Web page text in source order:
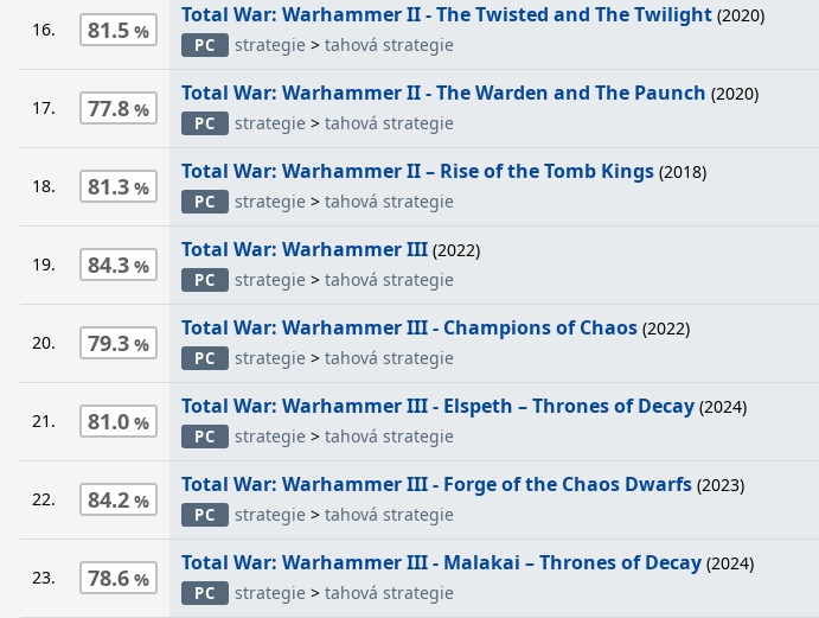
16. 81.5
Total War: Warhammer II - The Twisted and The Twilight (2020)
PC strategie > tahová strategie
17. 77.8
Total War: Warhammer II - The Warden and The Paunch (2020)
PC strategie > tahová strategie
18. 81.3
Total War: Warhammer II – Rise of the Tomb Kings (2018)
PC strategie > tahová strategie
19. 84.3
Total War: Warhammer III (2022)
PC strategie > tahová strategie
20. 79.3
Total War: Warhammer III - Champions of Chaos (2022)
PC strategie > tahová strategie
21. 81.0
Total War: Warhammer III - Elspeth – Thrones of Decay (2024)
PC strategie > tahová strategie
22. 84.2
Total War: Warhammer III - Forge of the Chaos Dwarfs (2023)
PC strategie > tahová strategie
23. 78.6
Total War: Warhammer III - Malakai – Thrones of Decay (2024)
PC strategie > tahová strategie